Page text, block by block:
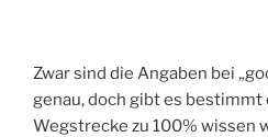
Zwar sind die Angaben bei
genau, doch gibt es bestimmt
Wegstrecke zu 100%